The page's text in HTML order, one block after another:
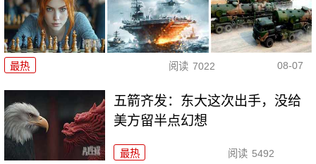
最热 阅读 7022 08-07
五箭齐发：东大这次出手，没给
美方留半点幻想
最热 阅读 5492